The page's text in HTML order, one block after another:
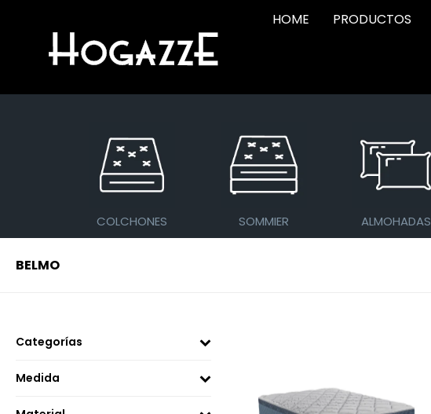
HOME PRODUCTOS
COLCHONES SOMMIER ALMOHADAS
BELMO
Categorías
Medida